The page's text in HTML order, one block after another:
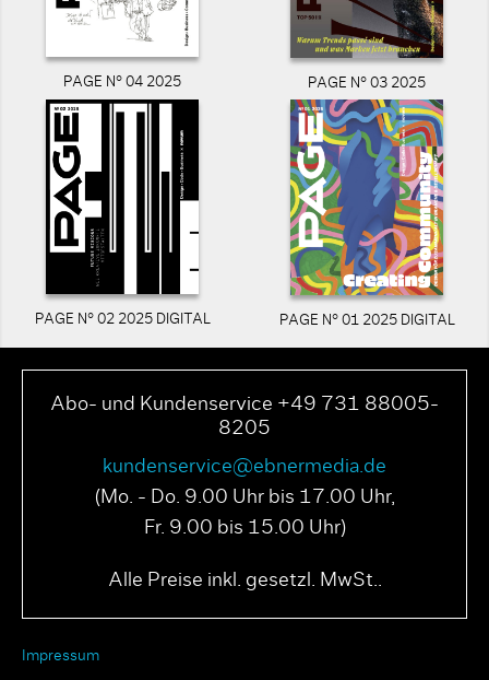
PAGE N° 04 2025 PAGE N° 03 2025
PAGE N° 02 2025 DIGITAL PAGE N° 01 2025 DIGITAL
Abo- und Kundenservice +49 731 88005-
8205
kundenservice@ebnermedia.de
(Mo. - Do. 9.00 Uhr bis 17.00 Uhr,
Fr. 9.00 bis 15.00 Uhr)
Alle Preise inkl. gesetzl. MwSt..
Impressum